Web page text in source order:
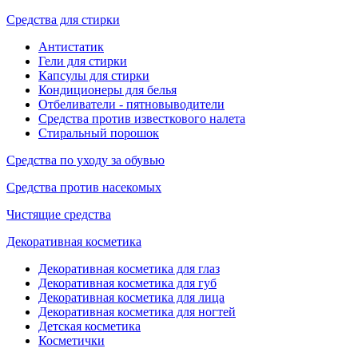
Средства для стирки
Антистатик
Гели для стирки
Капсулы для стирки
Кондиционеры для белья
Отбеливатели - пятновыводители
Средства против известкового налета
Стиральный порошок
Средства по уходу за обувью
Средства против насекомых
Чистящие средства
Декоративная косметика
Декоративная косметика для глаз
Декоративная косметика для губ
Декоративная косметика для лица
Декоративная косметика для ногтей
Детская косметика
Косметички